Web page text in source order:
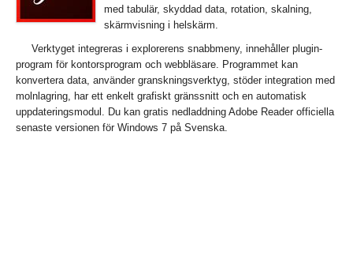
med tabulär, skyddad data, rotation, skalning,
skärmvisning i helskärm.
Verktyget integreras i explorerens snabbmeny, innehåller plugin-
program för kontorsprogram och webbläsare. Programmet kan
konvertera data, använder granskningsverktyg, stöder integration med
molnlagring, har ett enkelt grafiskt gränssnitt och en automatisk
uppdateringsmodul. Du kan gratis nedladdning Adobe Reader officiella
senaste versionen för Windows 7 på Svenska.